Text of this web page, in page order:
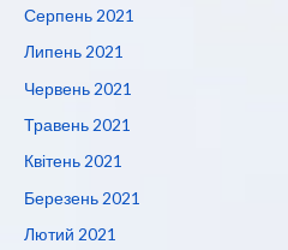
Серпень 2021
Липень 2021
Червень 2021
Травень 2021
Квітень 2021
Березень 2021
Лютий 2021